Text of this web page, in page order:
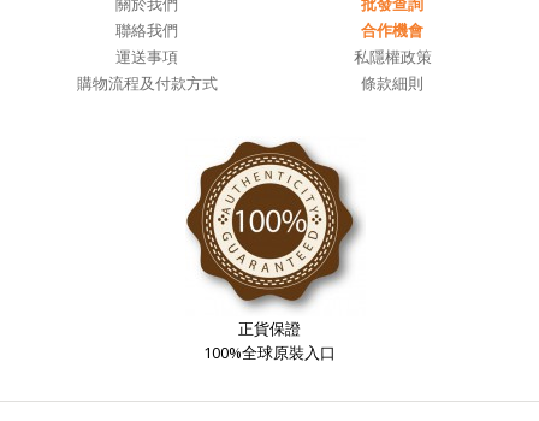
聯絡我們
合作機會
運送事項
私隱權政策
購物流程及付款方式
條款細則
正貨保證
100%全球原裝入口